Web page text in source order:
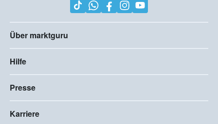
Über marktguru
Hilfe
Presse
Karriere